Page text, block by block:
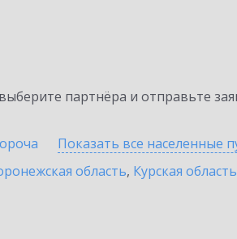
партнёра и отправьте
Показать все населенные
область, Курская область